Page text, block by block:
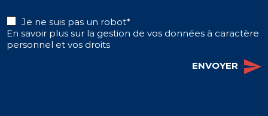
Je ne suis pas un robot*
En savoir plus sur la gestion de vos données à caractère
personnel et vos droits
ENVOYER